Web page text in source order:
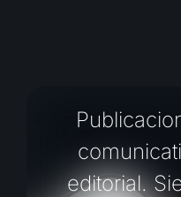
editorial.